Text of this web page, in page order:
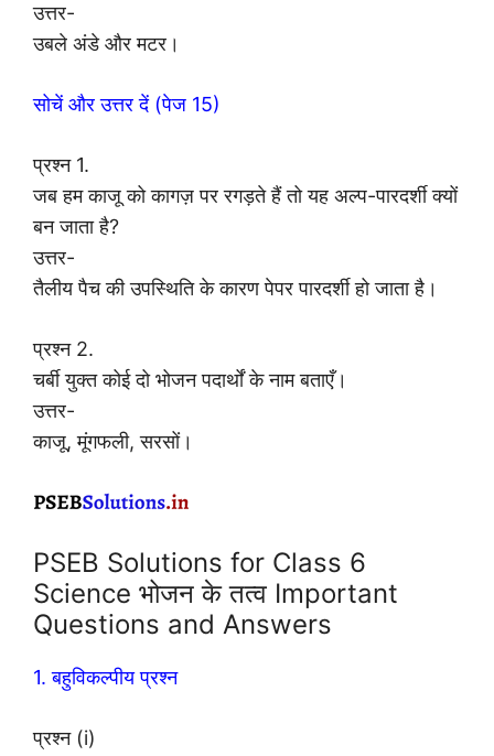
उत्तर-
उबले अंडे और मटर।
सोचें और उत्तर दें (पेज 15)
प्रश्न 1.
जब हम काजू को कागज़ पर रगड़ते हैं तो यह अल्प-पारदर्शी क्यों
बन जाता है?
उत्तर-
तैलीय पैच की उपस्थिति के कारण पेपर पारदर्शी हो जाता है।
प्रश्न 2.
चर्बी युक्त कोई दो भोजन पदार्थों के नाम बताएँ।
उत्तर-
काजू, मूंगफली, सरसों।
PSEB Solutions for Class 6
Science भोजन के तत्व Important
Questions and Answers
1. बहुविकल्पीय प्रश्न
प्रश्न (i)